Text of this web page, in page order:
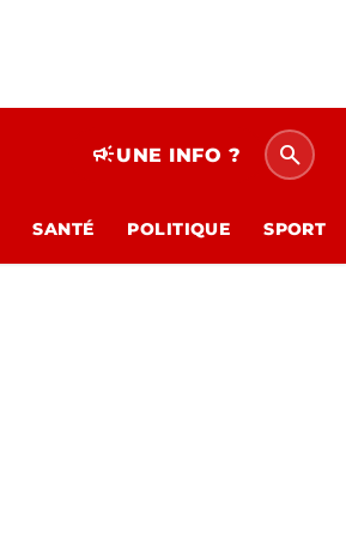
campaignUNE INFO ? search
SANTÉ POLITIQUE SPORT